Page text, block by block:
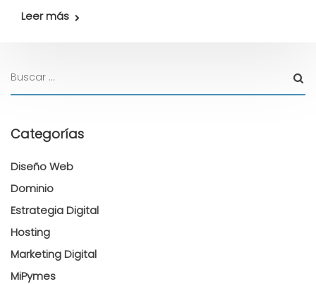
Leer más
Categorías
Diseño Web
Dominio
Estrategia Digital
Hosting
Marketing Digital
MiPymes